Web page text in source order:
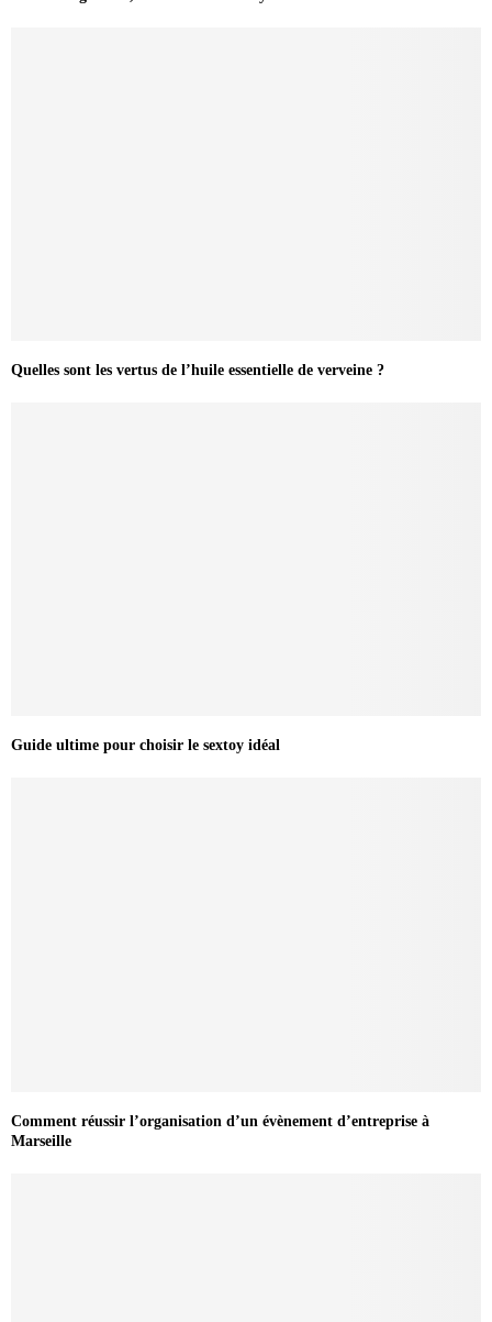
Quelles sont les vertus de l’huile essentielle de verveine ?
Guide ultime pour choisir le sextoy idéal
Comment réussir l’organisation d’un évènement d’entreprise à
Marseille